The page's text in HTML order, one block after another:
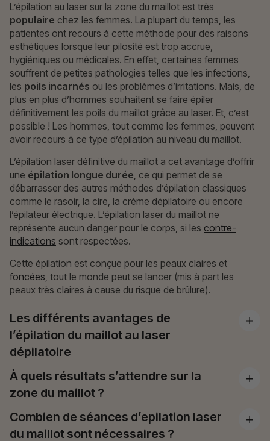
L’épilation au laser sur la zone du maillot est très
populaire chez les femmes. La plupart du temps, les
patientes ont recours à cette méthode pour des raisons
esthétiques lorsque leur pilosité est trop accrue,
hygiéniques ou médicales. En effet, certaines femmes
souffrent de petites pathologies telles que les infections,
les poils incarnés ou les problèmes d’irritations. Mais, de
plus en plus d’hommes souhaitent se faire épiler
définitivement les poils du maillot grâce au laser. Et, c’est
possible ! Les hommes, tout comme les femmes, peuvent
avoir recours à ce type d’épilation au niveau du maillot.
L’épilation laser définitive du maillot a cet avantage d’offrir
une épilation longue durée, ce qui permet de se
débarrasser des autres méthodes d’épilation classiques
comme le rasoir, la cire, la crème dépilatoire ou encore
l’épilateur électrique. L’épilation laser du maillot ne
représente aucun danger pour le corps, si les contre-
indications sont respectées.
Cette épilation est conçue pour les peaux claires et
foncées, tout le monde peut se lancer (mis à part les
peaux très claires à cause du risque de brûlure).
Les différents avantages de
l’épilation du maillot au laser
dépilatoire
À quels résultats s’attendre sur la
zone du maillot ?
Combien de séances d’epilation laser
du maillot sont nécessaires ?